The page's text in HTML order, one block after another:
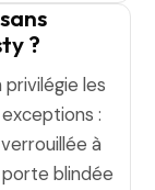
?
privilégie les
:
à
blindée